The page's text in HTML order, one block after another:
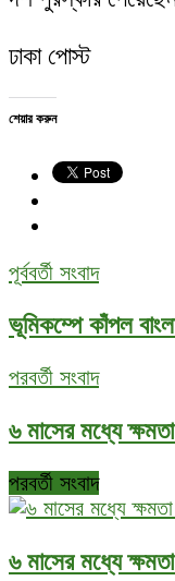
ঢাকা পোস্ট
শেয়ার করুন
পূর্ববর্তী সংবাদ
ভূমিকম্পে কাঁপল
পরবর্তী সংবাদ
৬ মাসের মধ্যে ক্ষমতা
পরবর্তী সংবাদ
৬ মাসের মধ্যে ক্ষমতা